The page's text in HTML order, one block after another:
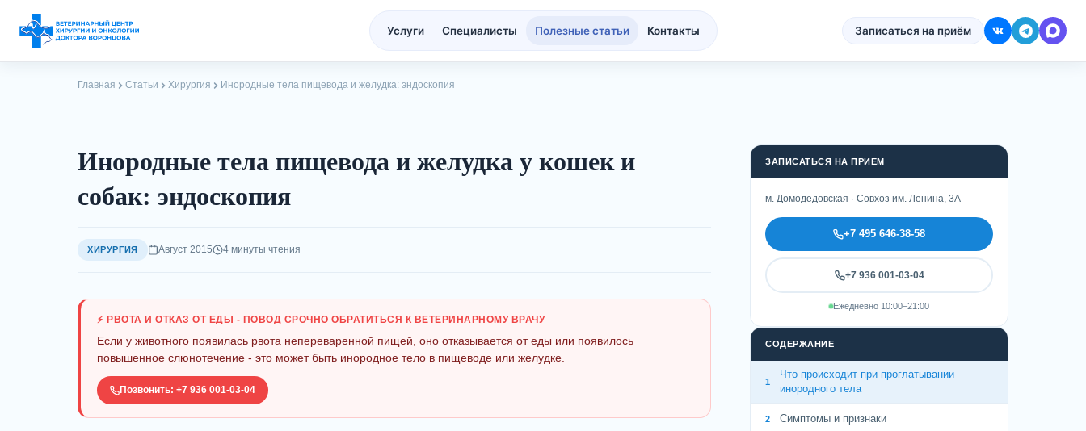
Услуги Специалисты Полезные статьи Контакты Записаться на приём
Главная Статьи Хирургия Инородные тела пищевода и желудка: эндоскопия
Инородные тела пищевода и желудка у кошек и
собак: эндоскопия
ХИРУРГИЯ Август 2015 4 минуты чтения
⚡ РВОТА И ОТКАЗ ОТ ЕДЫ - ПОВОД СРОЧНО ОБРАТИТЬСЯ К ВЕТЕРИНАРНОМУ ВРАЧУ
Если у животного появилась рвота непереваренной пищей, оно отказывается от еды или появилось
повышенное слюнотечение - это может быть инородное тело в пищеводе или желудке.
Позвонить: +7 936 001-03-04
ЗАПИСАТЬСЯ НА ПРИЁМ
м. Домодедовская · Совхоз им. Ленина, 3А
+7 495 646-38-58
+7 936 001-03-04
Ежедневно 10:00–21:00
СОДЕРЖАНИЕ
1
Что происходит при проглатывании
инородного тела
2 Симптомы и признаки